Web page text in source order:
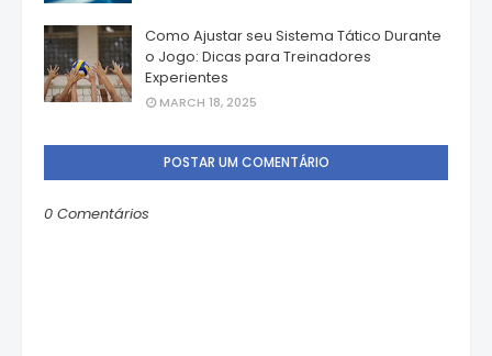
Como Ajustar seu Sistema Tático Durante
o Jogo: Dicas para Treinadores
Experientes
MARCH 18, 2025
POSTAR UM COMENTÁRIO
0 Comentários